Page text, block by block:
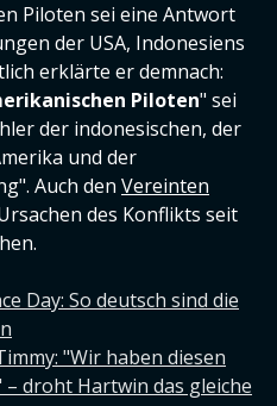
Piloten sei eine Antwort
der USA, Indonesiens
erklärte er demnach:
Piloten" sei
der indonesischen, der
und der
Auch den Vereinten
des Konflikts seit
Day: So deutsch sind die
"Wir haben diesen
droht Hartwin das gleiche